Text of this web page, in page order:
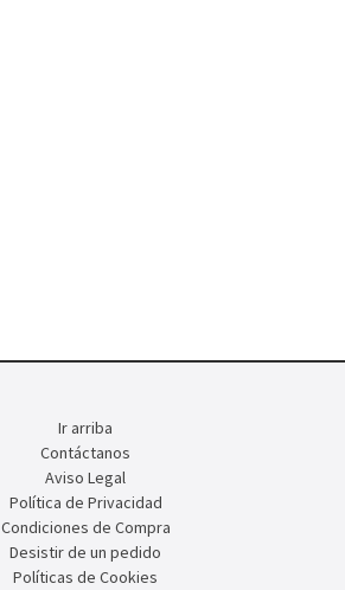
Ir arriba
Contáctanos
Aviso Legal
Política de Privacidad
Condiciones de Compra
Desistir de un pedido
Políticas de Cookies